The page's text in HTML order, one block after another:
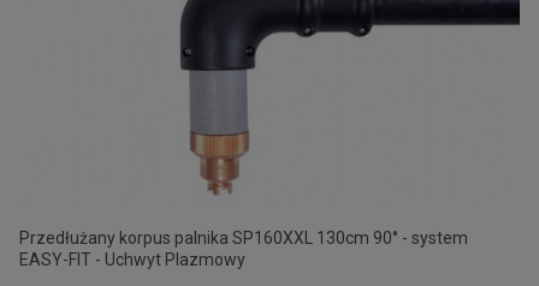
Przedłużany korpus palnika SP160XXL 130cm 90° - system
EASY-FIT - Uchwyt Plazmowy